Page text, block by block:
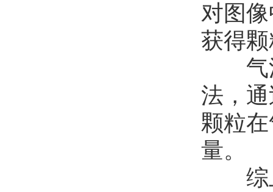
对图
获得
气流
法，
颗粒
量。
综上